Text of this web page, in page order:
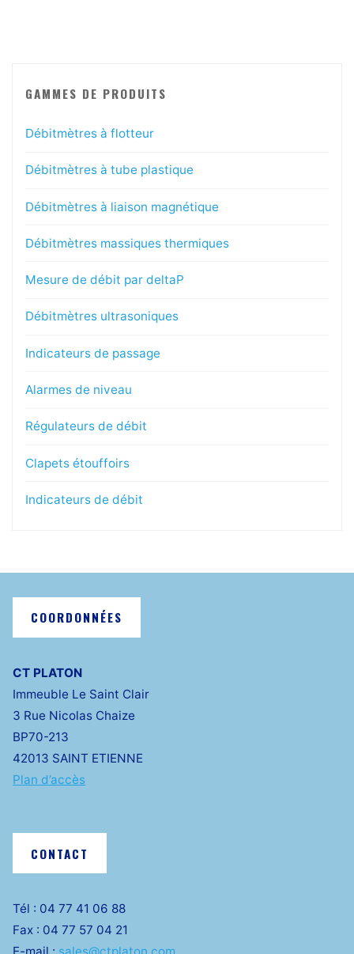
GAMMES DE PRODUITS
Débitmètres à flotteur
Débitmètres à tube plastique
Débitmètres à liaison magnétique
Débitmètres massiques thermiques
Mesure de débit par deltaP
Débitmètres ultrasoniques
Indicateurs de passage
Alarmes de niveau
Régulateurs de débit
Clapets étouffoirs
Indicateurs de débit
COORDONNÉES
CT PLATON
Immeuble Le Saint Clair
3 Rue Nicolas Chaize
BP70-213
42013 SAINT ETIENNE
Plan d’accès
CONTACT
Tél : 04 77 41 06 88
Fax : 04 77 57 04 21